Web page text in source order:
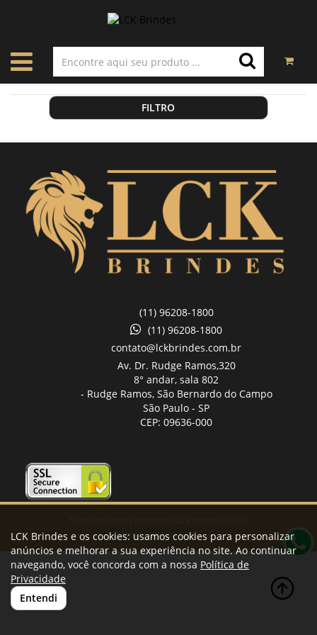
FILTRO
(11) 96208-1800
(11) 96208-1800
contato@lckbrindes.com.br
Av. Dr. Rudge Ramos,320
8° andar, sala 802
- Rudge Ramos, São Bernardo do Campo
São Paulo - SP
CEP: 09636-000
Desenvolvido porA. Jung
LCK Brindes e os cookies: usamos cookies para personalizar
anúncios e melhorar a sua experiência no site. Ao continuar
navegando, você concorda com a nossa Política de
Privacidade
Entendi